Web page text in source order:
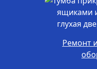
Ремонт